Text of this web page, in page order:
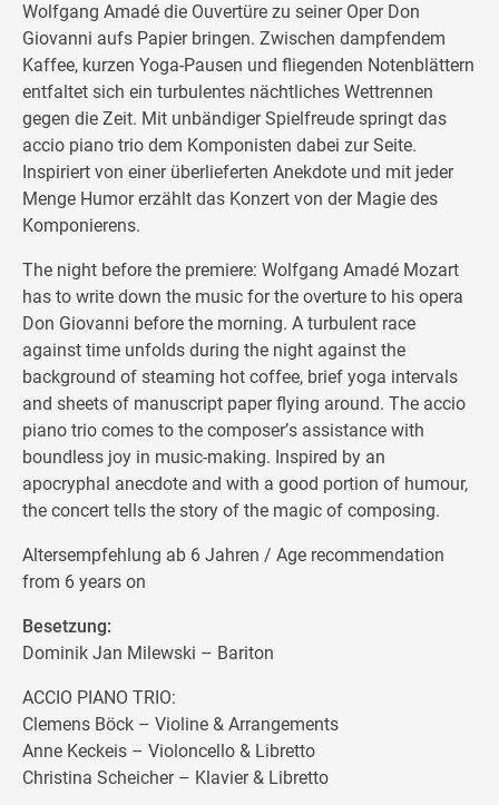
Wolfgang Amadé die Ouvertüre zu seiner Oper Don
Giovanni aufs Papier bringen. Zwischen dampfendem
Kaffee, kurzen Yoga-Pausen und fliegenden Notenblättern
entfaltet sich ein turbulentes nächtliches Wettrennen
gegen die Zeit. Mit unbändiger Spielfreude springt das
accio piano trio dem Komponisten dabei zur Seite.
Inspiriert von einer überlieferten Anekdote und mit jeder
Menge Humor erzählt das Konzert von der Magie des
Komponierens.
The night before the premiere: Wolfgang Amadé Mozart
has to write down the music for the overture to his opera
Don Giovanni before the morning. A turbulent race
against time unfolds during the night against the
background of steaming hot coffee, brief yoga intervals
and sheets of manuscript paper flying around. The accio
piano trio comes to the composer’s assistance with
boundless joy in music-making. Inspired by an
apocryphal anecdote and with a good portion of humour,
the concert tells the story of the magic of composing.
Altersempfehlung ab 6 Jahren / Age recommendation
from 6 years on
Besetzung:
Dominik Jan Milewski – Bariton
ACCIO PIANO TRIO:
Clemens Böck – Violine & Arrangements
Anne Keckeis – Violoncello & Libretto
Christina Scheicher – Klavier & Libretto